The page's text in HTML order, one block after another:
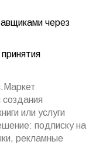
через
или услуги
подписку на
рекламные